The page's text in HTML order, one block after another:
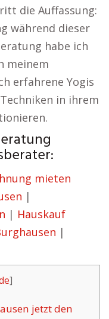
die Auffassung:
während dieser
habe ich
meinem
erfahrene Yogis
in ihrem
mieten
|
| Hauskauf
|
]
jetzt den